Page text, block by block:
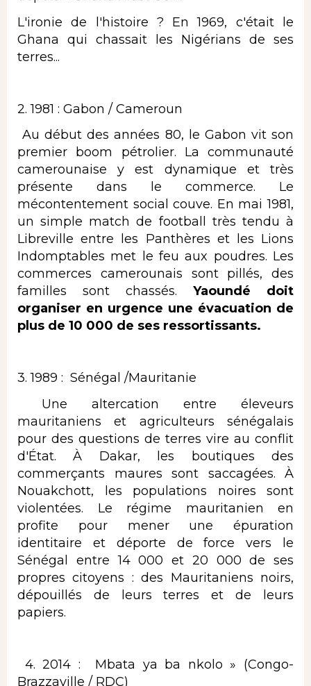
L'ironie de l'histoire ? En 1969, c'était le
Ghana qui chassait les Nigérians de ses
terres...
2. 1981 : Gabon / Cameroun
​ Au début des années 80, le Gabon vit son
premier boom pétrolier. La communauté
camerounaise y est dynamique et très
présente dans le commerce. Le
mécontentement social couve. En mai 1981,
un simple match de football très tendu à
Libreville entre les Panthères et les Lions
Indomptables met le feu aux poudres. Les
commerces camerounais sont pillés, des
familles sont chassés. Yaoundé doit
organiser en urgence une évacuation de
plus de 10 000 de ses ressortissants.
3. 1989 : Sénégal /Mauritanie
​ Une altercation entre éleveurs
mauritaniens et agriculteurs sénégalais
pour des questions de terres vire au conflit
d'État. À Dakar, les boutiques des
commerçants maures sont saccagées. À
Nouakchott, les populations noires sont
violentées. Le régime mauritanien en
profite pour mener une épuration
identitaire et déporte de force vers le
Sénégal entre 14 000 et 20 000 de ses
propres citoyens : des Mauritaniens noirs,
dépouillés de leurs terres et de leurs
papiers.
​ 4. 2014 : Mbata ya ba nkolo » (Congo-
Brazzaville / RDC)